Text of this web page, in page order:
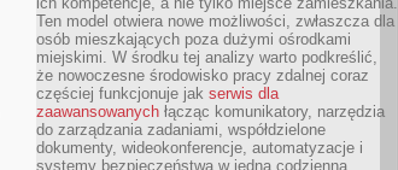
Ten model otwiera nowe możliwości, zwłaszcza dla
osób mieszkających poza dużymi ośrodkami
miejskimi. W środku tej analizy warto podkreślić,
że nowoczesne środowisko pracy zdalnej coraz
częściej funkcjonuje jak serwis dla
zaawansowanych łącząc komunikatory, narzędzia
do zarządzania zadaniami, współdzielone
dokumenty, wideokonferencje, automatyzacje i
systemy bezpieczeństwa w jedną codzienną